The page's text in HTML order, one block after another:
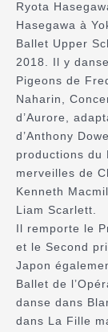
Ryota
Hasegawa à
Ballet Upper
2018. Il y
Pigeons de
Naharin,
d’Aurore,
d’Anthony
productions du
merveilles de
Kenneth
Liam Scarlett.
Il remporte le
et le Second
Japon
Ballet de
danse dans
dans La Fille